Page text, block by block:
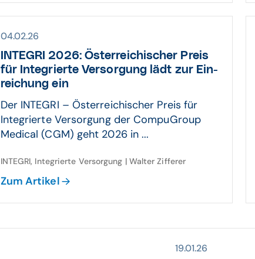
04.02.26
INTEGRI 2026: Öster­reichi­scher Preis
für Inte­grierte Ver­sorgung lädt zur Ein­
reichung ein
Der INTEGRI – Österreichischer Preis für
Integrierte Versorgung der CompuGroup
Medical (CGM) geht 2026 in ...
INTEGRI, Integrierte Versorgung | Walter Zifferer
Zum Artikel
19.01.26